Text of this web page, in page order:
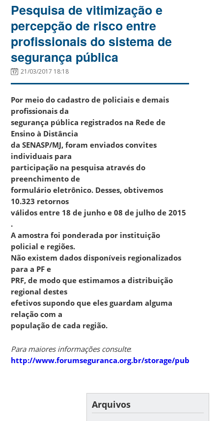
Pesquisa de vitimização e
percepção de risco entre
profissionais do sistema de
segurança pública
21/03/2017 18:18
Por meio do cadastro de policiais e demais
profissionais da
segurança pública registrados na Rede de
Ensino à Distância
da SENASP/MJ, foram enviados convites
individuais para
participação na pesquisa através do
preenchimento de
formulário eletrônico. Desses, obtivemos
10.323 retornos
válidos entre 18 de junho e 08 de julho de 2015
.
A amostra foi ponderada por instituição
policial e regiões.
Não existem dados disponíveis regionalizados
para a PF e
PRF, de modo que estimamos a distribuição
regional destes
efetivos supondo que eles guardam alguma
relação com a
população de cada região.
Para maiores informações consulte:
http://www.forumseguranca.org.br/storage/publicacoes/
Arquivos